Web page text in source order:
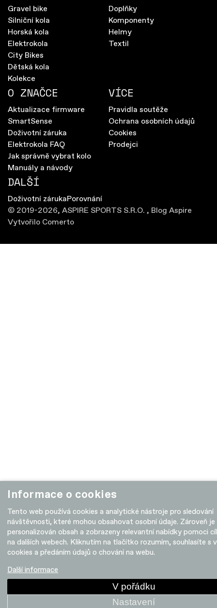
Gravel bike
Silniční kola
Horská kola
Elektrokola
City Bikes
Dětská kola
Kolekce
Doplňky
Komponenty
Helmy
Textil
O ZNAČCE
Aktualizace firmware
SmartSense
Doživotní záruka
Elektrokola FAQ
Jak správně vybrat kolo
Manuály a návody
VÍCE
Pravidla soutěže
Ochrana osobních údajů
Cookies
Prodejci
DALŠÍ
Doživotní zárukaPorovnání
© 2019-2026, ASPIRE SPORTS S.R.O. , Blog Aspire
Vytvořilo Comerto
Informace o cookies
Tento web používá cookies a analytické nástroje pro sledování
návštěvnosti, které mohou obsahovat osobní údaje. Zároveň
personalizován obsah a zobrazeny relevantní nabídky pomoci
na dalších webech. Kliknutím na tlačítko rozumím, souhlasíte s
cookies a předáním údajů o chování na webu.
Další informace
V pořádku
Nastavení